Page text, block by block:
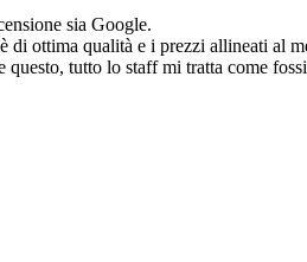
i prezzi allineati al mercato.
mi tratta come fossi un cliente speciale.